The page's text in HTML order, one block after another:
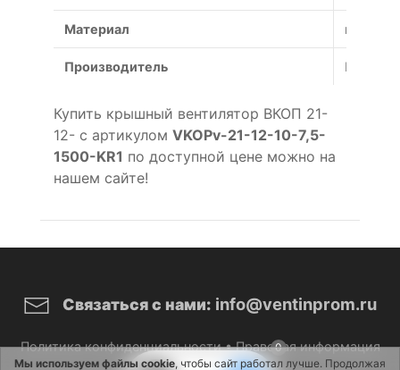
0
Материал
Производитель Россия
Купить крышный вентилятор ВКОП 21-
12- с артикулом VKOPv-21-12-10-7,5-
1500-KR1 по доступной цене можно на
нашем сайте!
Связаться с нами: info@ventinprom.ru
Политика конфиденциальности•Правовая информация
Мы используем файлы cookie, чтобы сайт работал лучше. Продолжая